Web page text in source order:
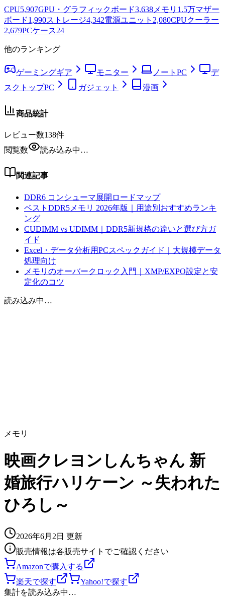
CPU5,907GPU・グラフィックボード3,638メモリ 1.5万マザー
ボード1,990ストレージ4,342電源ユニット 2,080CPUクーラー
2,679PCケース24
他のランキング
ゲーミングギア モニター ノートPC
デ
スクトップPC
ガジェット 漫画
商品統計
レビュー数138件
閲覧数
読み込み中…
関連記事
DDR6 コンシューマ展開ロードマップ
ベストDDR5メモリ 2026年版｜用途別おすすめランキ
ング
CUDIMM vs UDIMM｜DDR5新規格の違いと選び方ガ
イド
Excel・データ分析用PCスペックガイド｜大規模データ
処理向け
メモリのオーバークロック入門｜XMP/EXPO設定と安
定化のコツ
読み込み中…
メモリ
映画クレヨンしんちゃん 新
婚旅行ハリケーン ～失われた
ひろし～
2026年6月2日 更新
販売情報は各販売サイトでご確認ください
Amazonで購入する
楽天で探す
Yahoo!で探す
集計を読み込み中…